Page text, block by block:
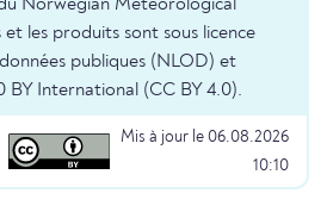
Norwegian Meteorological
les produits sont sous licence
publiques (NLOD) et
BY International (CC BY 4.0).
Mis à jour le 06.08.2026
10:10